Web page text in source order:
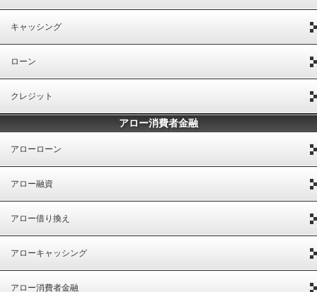
キャッシング
ローン
クレジット
アロー消費者金融
アローローン
アロー融資
アロー借り換え
アローキャッシング
アロー消費者金融